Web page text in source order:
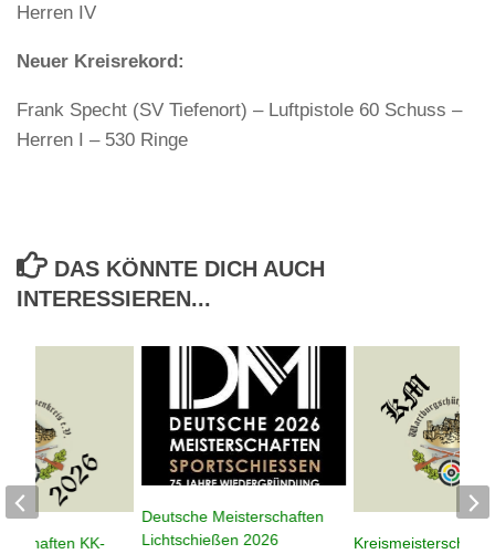
Herren IV
Neuer Kreisrekord:
Frank Specht (SV Tiefenort) – Luftpistole 60 Schuss –
Herren I – 530 Ringe
DAS KÖNNTE DICH AUCH
INTERESSIEREN...
Deutsche Meisterschaften
Lichtschießen 2026
KK-